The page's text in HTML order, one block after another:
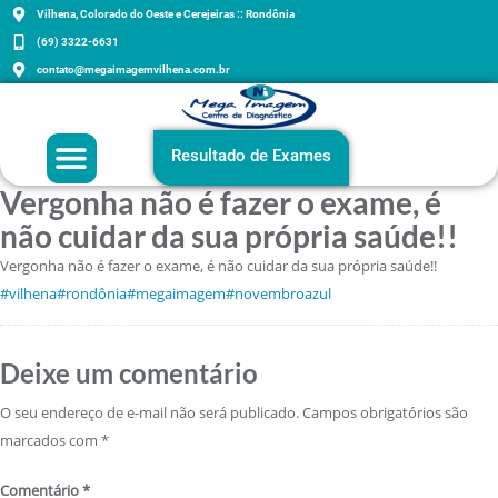
Vilhena, Colorado do Oeste e Cerejeiras :: Rondônia
(69) 3322-6631
contato@megaimagemvilhena.com.br
Resultado de Exames
Vergonha não é fazer o exame, é
não cuidar da sua própria saúde!!
Vergonha não é fazer o exame, é não cuidar da sua própria saúde!!
#vilhena#rondônia#megaimagem#novembroazul
Deixe um comentário
O seu endereço de e-mail não será publicado.Campos obrigatórios são
marcados com *
Comentário*